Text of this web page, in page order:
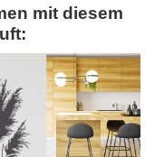
mit diesem